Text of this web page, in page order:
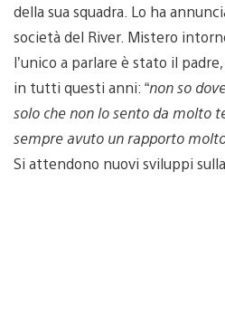
della sua squadra. Lo ha
società del River. Mistero
l’unico a parlare è stato il
in tutti questi anni: “non so
solo che non lo sento da molto
sempre avuto un rapporto
Si attendono nuovi sviluppi